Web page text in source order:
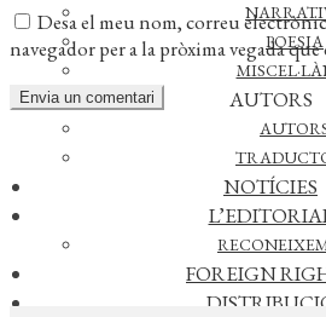
POESIA
AUTORS
NOTÍCIES
FOREIGN
Desa el meu nom, correu
navegador per a la pròxima vegada
Vídeos